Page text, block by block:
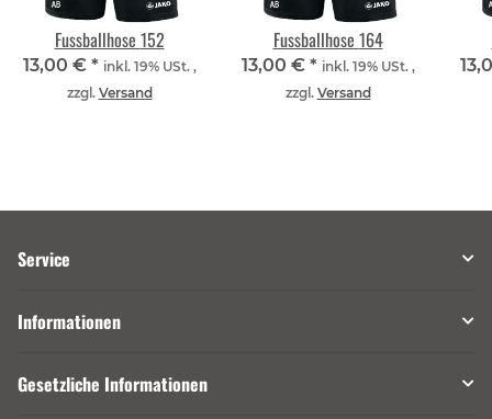
Fussballhose 152
13,00 € * inkl. 19% USt. ,
zzgl. Versand
Fussballhose 164
13,00 € * inkl. 19% USt. ,
zzgl. Versand
Service
Informationen
Gesetzliche Informationen